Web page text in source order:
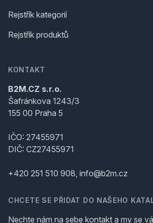
Rejstřík kategorií
Rejstřík produktů
KONTAKT
B2M.CZ s.r.o.
Šafránkova 1243/3
155 00 Praha 5
IČO: 27455971
DIČ: CZ27455971
+420 251 510 908, info@b2m.cz
CHCETE SE PŘIDAT DO NAŠEHO
Nechte nám na sebe kontakt a my se